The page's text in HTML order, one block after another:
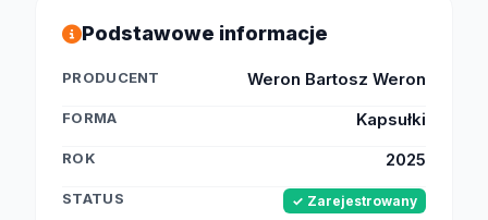
Podstawowe informacje
PRODUCENT Weron Bartosz Weron
FORMA Kapsułki
ROK 2025
STATUS ✓ Zarejestrowany